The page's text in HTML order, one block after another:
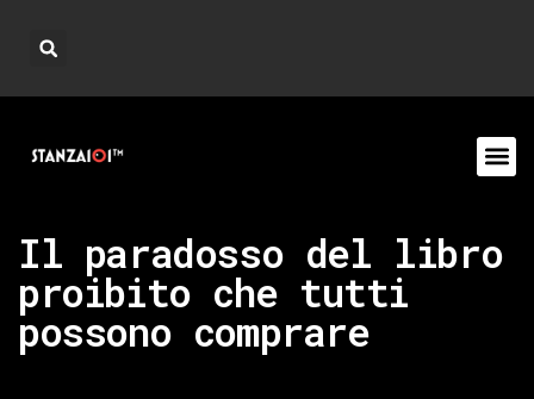
Il paradosso del libro
proibito che tutti
possono comprare